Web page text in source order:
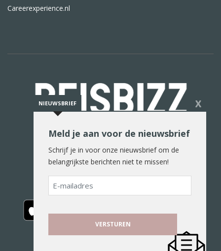
Careerexperience.nl
De reiswereld in woord en beeld
NIEUWSBRIEF X
Meld je aan voor de nieuwsbrief
Schrijf je in voor onze nieuwsbrief om de
belangrijkste berichten niet te missen!
E-
mailadres